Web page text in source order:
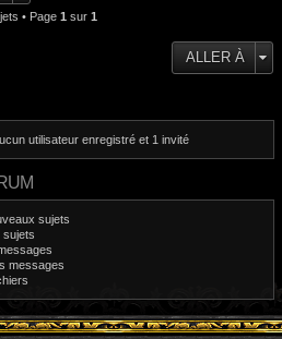
• Page 1 sur 1
ALLER À
utilisateur enregistré et 1 invité
sujets
sujets
messages